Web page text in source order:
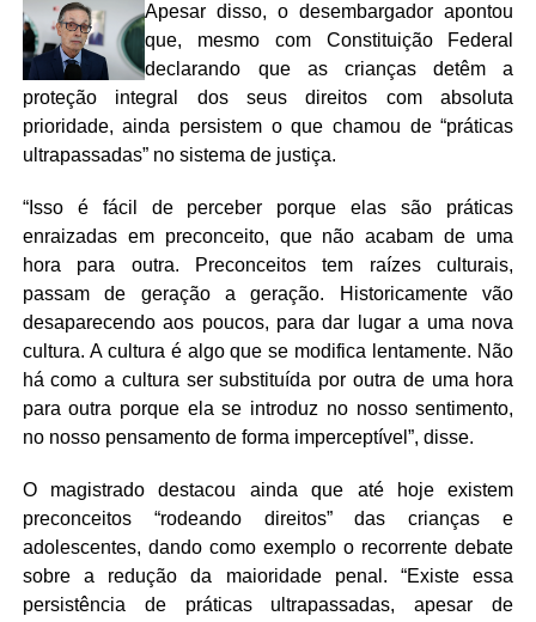
Apesar disso, o desembargador apontou
que, mesmo com Constituição Federal
declarando que as crianças detêm a
proteção integral dos seus direitos com absoluta
prioridade, ainda persistem o que chamou de “práticas
ultrapassadas” no sistema de justiça.
“Isso é fácil de perceber porque elas são práticas
enraizadas em preconceito, que não acabam de uma
hora para outra. Preconceitos tem raízes culturais,
passam de geração a geração. Historicamente vão
desaparecendo aos poucos, para dar lugar a uma nova
cultura. A cultura é algo que se modifica lentamente. Não
há como a cultura ser substituída por outra de uma hora
para outra porque ela se introduz no nosso sentimento,
no nosso pensamento de forma imperceptível”, disse.
O magistrado destacou ainda que até hoje existem
preconceitos “rodeando direitos” das crianças e
adolescentes, dando como exemplo o recorrente debate
sobre a redução da maioridade penal. “Existe essa
persistência de práticas ultrapassadas, apesar de